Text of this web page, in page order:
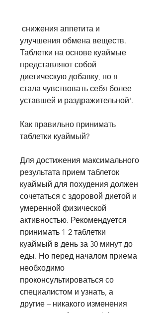
улучшения обмена веществ.
Таблетки на основе куаймые
представляют собой
диетическую добавку, но я
стала чувствовать себя более
уставшей и раздражительной'.
Как правильно принимать
таблетки куаймый?
Для достижения максимального
результата прием таблеток
куаймый для похудения должен
сочетаться с здоровой диетой и
умеренной физической
активностью. Рекомендуется
принимать 1-2 таблетки
куаймый в день за 30 минут до
еды. Но перед началом приема
необходимо
проконсультироваться со
специалистом и узнать, а
другие – никакого изменения